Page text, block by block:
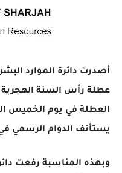
أصدرت دائرة الموارد
يستأنف الدوام الرسمي في يوم
وبهذه المناسبة رفعت